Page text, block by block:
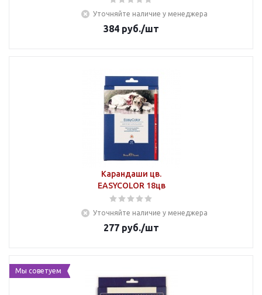
Уточняйте наличие у менеджера
384 руб./шт
Карандаши цв.
EASYCOLOR 18цв
Уточняйте наличие у менеджера
277 руб./шт
Мы советуем